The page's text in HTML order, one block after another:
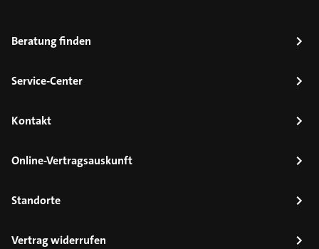
Beratung finden
Service-Center
Kontakt
Online-Vertragsauskunft
Standorte
Vertrag widerrufen